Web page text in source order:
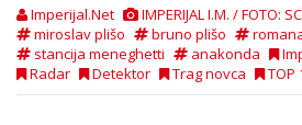
Imperijal.Net
IMPERIJAL I.M. / FOTO:
miroslav plišo
bruno plišo
stancija meneghetti
anakonda
Radar
Detektor Trag novca TOP